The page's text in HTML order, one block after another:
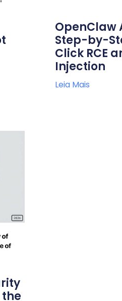
OpenClaw
Step-by-
Click RCE
Injection
Leia Mais